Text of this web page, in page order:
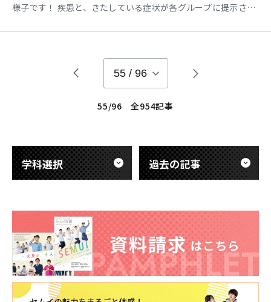
様子です！ 疾患と、きたしている症状が各グループに提示さ
自助具か分かりますか？☺ 利便性だけでなく、安全面や
55 / 96
55/96 全954記事
学科選択 過去の記事